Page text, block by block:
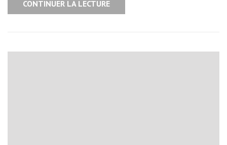
CONTINUER LA LECTURE